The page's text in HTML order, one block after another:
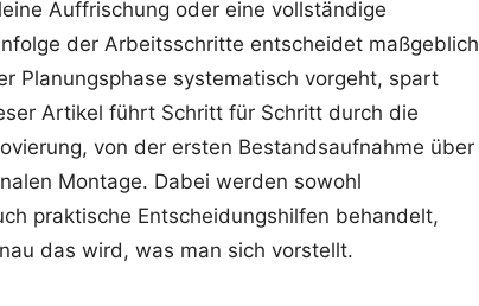
Auffrischung oder eine vollständige
der Arbeitsschritte entscheidet maßgeblich
Planungsphase systematisch vorgeht, spart
Artikel führt Schritt für Schritt durch die
von der ersten Bestandsaufnahme über
Montage. Dabei werden sowohl
praktische Entscheidungshilfen behandelt,
das wird, was man sich vorstellt.